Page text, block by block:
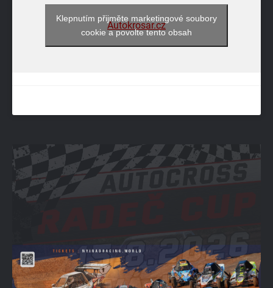
Autokrosar.cz
Klepnutím přijměte marketingové soubory
cookie a povolte tento obsah